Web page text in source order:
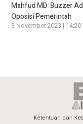
Mahfud MD: Buzzer
Oposisi Pemerintah
3 November 2023 | 14:20
Ketentuan dan